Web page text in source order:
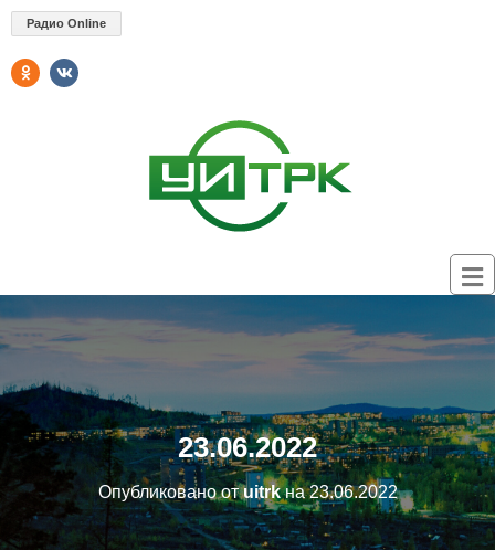
Радио Online
23.06.2022
Опубликовано отuitrkна23.06.2022